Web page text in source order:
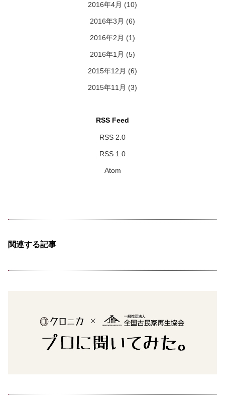
2016年4月 (10)
2016年3月 (6)
2016年2月 (1)
2016年1月 (5)
2015年12月 (6)
2015年11月 (3)
RSS Feed
RSS 2.0
RSS 1.0
Atom
関連する記事